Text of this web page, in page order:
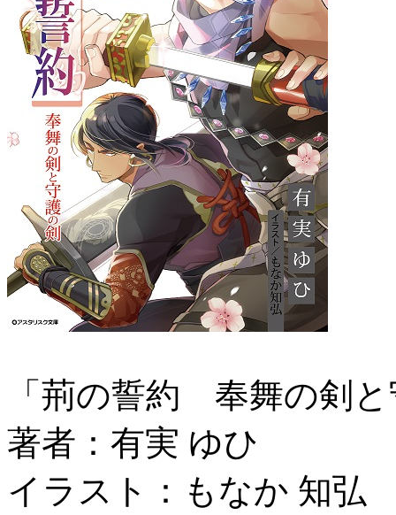
「荊の誓約 奉舞の剣
著者：有実 ゆひ
イラスト：もなか 知弘